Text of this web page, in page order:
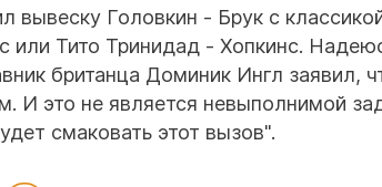
вывеску Головкин - Брук с
или Тито Тринидад - Хопкинс.
британца Доминик Ингл заявил,
И это не является невыполнимой
смаковать этот вызов".